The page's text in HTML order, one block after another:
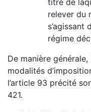
titre de
relever du
s’agissant
régime
De manière
modalités
l’article 93 précité
421.